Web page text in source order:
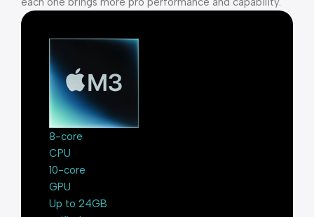
8-core
CPU
10-core
GPU
Up to 24GB